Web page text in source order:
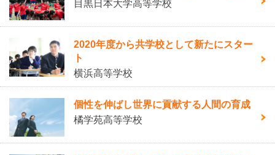
目黒日本大学高等学校
2020年度から共学校として新たにスター
ト
横浜高等学校
個性を伸ばし世界に貢献する人間の育成
橘学苑高等学校